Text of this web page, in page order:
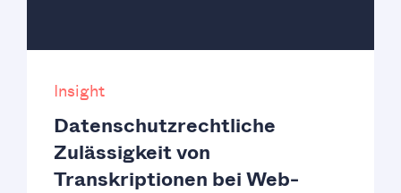
Insight
Datenschutzrechtliche
Zulässigkeit von
Transkriptionen bei Web-